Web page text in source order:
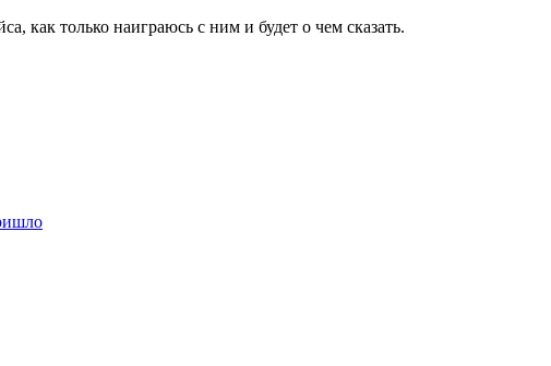
как только наиграюсь с ним и будет о чем сказать.